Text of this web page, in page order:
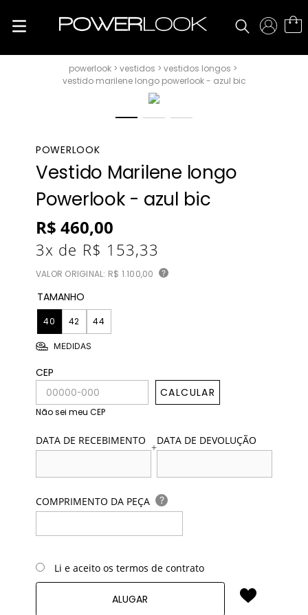
vestidos
vestidos longos
vestido marilene longo powerlook - azul bic
POWERLOOK
Vestido Marilene longo
Powerlook - azul bic
R$ 460,00
3x de R$ 153,33
VALOR ORIGINAL: R$ 1.100,00 ?
TAMANHO
40 42 44
MEDIDAS
CEP
CALCULAR
Não sei meu CEP
DATA DE RECEBIMENTO +DATA DE DEVOLUÇÃO
COMPRIMENTO DA PEÇA ?
Li e aceito os termos de contrato
ALUGAR